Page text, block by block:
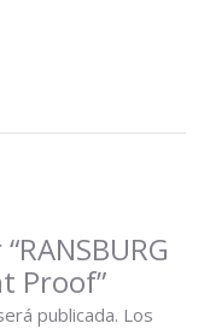
Proof”
publicada. Los